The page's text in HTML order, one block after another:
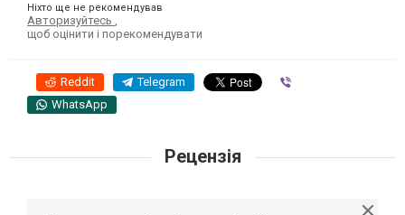
Ніхто ще не рекомендував
Авторизуйтесь
щоб оцінити і порекомендувати
Reddit Telegram
WhatsApp
Рецензія